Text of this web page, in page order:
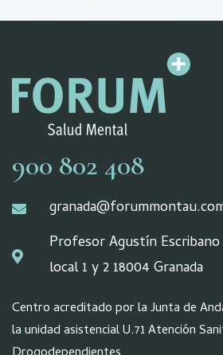
900 802 408
Profesor Agustín
local 1 y 2 18004 Granada
Centro acreditado por la Junta de
la unidad asistencial U.71 Atención